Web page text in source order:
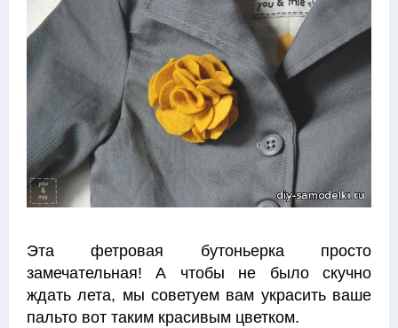
Эта фетровая бутоньерка просто
замечательная! А чтобы не было скучно
ждать лета, мы советуем вам украсить ваше
пальто вот таким красивым цветком.